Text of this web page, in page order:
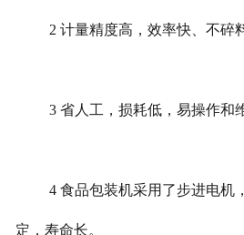
2 计量精度高，效率快、不碎
3 省人工，损耗低，易操作和
4 食品包装机采用了步进电机
定，寿命长。